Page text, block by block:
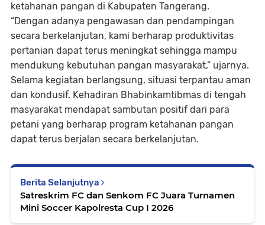
ketahanan pangan di Kabupaten Tangerang.
“Dengan adanya pengawasan dan pendampingan
secara berkelanjutan, kami berharap produktivitas
pertanian dapat terus meningkat sehingga mampu
mendukung kebutuhan pangan masyarakat,” ujarnya.
Selama kegiatan berlangsung, situasi terpantau aman
dan kondusif. Kehadiran Bhabinkamtibmas di tengah
masyarakat mendapat sambutan positif dari para
petani yang berharap program ketahanan pangan
dapat terus berjalan secara berkelanjutan.
Berita Selanjutnya
Satreskrim FC dan Senkom FC Juara Turnamen
Mini Soccer Kapolresta Cup I 2026